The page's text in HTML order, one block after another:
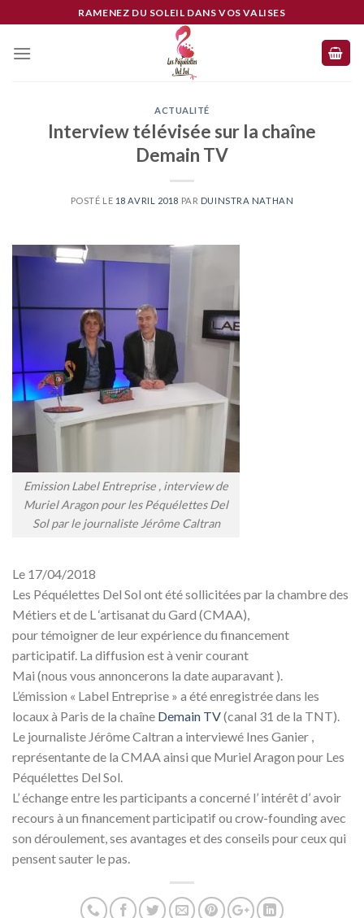
to
content
RAMENEZ DU SOLEIL DANS VOS VALISES
ACTUALITÉ
Interview télévisée sur la chaîne
Demain TV
POSTÉ LE 18 AVRIL 2018 PAR DUINSTRA NATHAN
Emission Label Entreprise , interview de
Muriel Aragon pour les Péquélettes Del
Sol par le journaliste Jérôme Caltran
Le 17/04/2018
Les Péquélettes Del Sol ont été sollicitées par la chambre des
Métiers et de L ‘artisanat du Gard (CMAA),
pour témoigner de leur expérience du financement
participatif. La diffusion est à venir courant
Mai (nous vous annoncerons la date auparavant ).
L’émission « Label Entreprise » a été enregistrée dans les
locaux à Paris de la chaîne Demain TV(canal 31 de la TNT).
Le journaliste Jérôme Caltran a interviewé Ines Ganier ,
représentante de la CMAA ainsi que Muriel Aragon pour Les
Péquélettes Del Sol.
L’ échange entre les participants a concerné l’ intérêt d’ avoir
recours à un financement participatif ou crow-founding avec
son déroulement, ses avantages et des conseils pour ceux qui
pensent sauter le pas.